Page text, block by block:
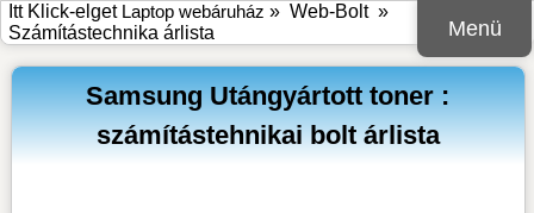
Menü
Itt Klick-elget Laptop webáruház » Web-Bolt»
Számítástechnika árlista
Samsung Utángyártott toner :
számítástehnikai bolt árlista